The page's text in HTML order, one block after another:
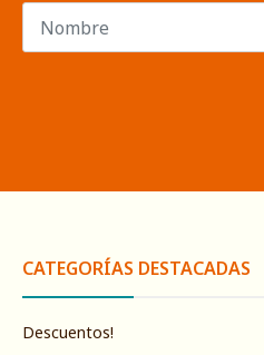
CATEGORÍAS DESTACADAS
Descuentos!